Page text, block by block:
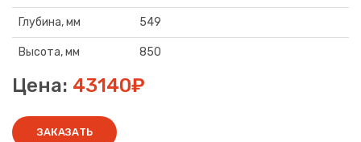
Глубина, мм 549
Высота, мм 850
Цена: 43140₽
ЗАКАЗАТЬ